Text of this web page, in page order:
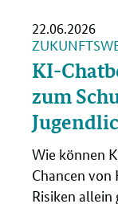
22.06.2026
KI-
zum
Wie können
Chancen
Risiken allein